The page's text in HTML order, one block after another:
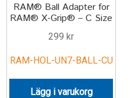
RAM® Ball Adapter for
RAM® X-Grip® – C Size
299 kr
RAM-HOL-UN7-BALL-CU
Lägg i varukorg